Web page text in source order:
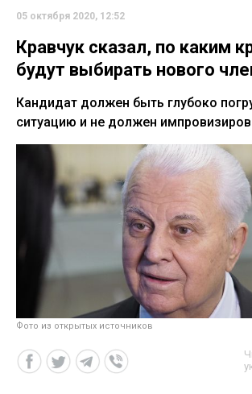
05 октября 2020, 12:52
Кравчук сказал, по каким
будут выбирать нового
Кандидат должен быть глубоко
ситуацию и не должен
Фото из открытых источников